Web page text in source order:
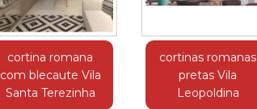
cortina romana
com blecaute Vila
Santa Terezinha
cortinas romanas
pretas Vila
Leopoldina